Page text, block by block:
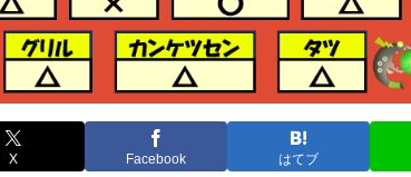
X Facebook はてブ